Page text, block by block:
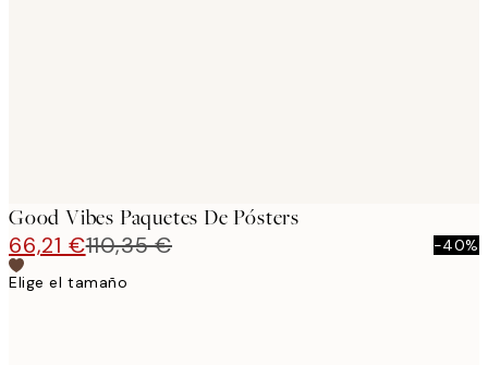
Good Vibes Paquetes De Pósters
66,21 €110,35 €
-40%
Elige el tamaño